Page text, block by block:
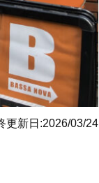
新日:2026/03/24